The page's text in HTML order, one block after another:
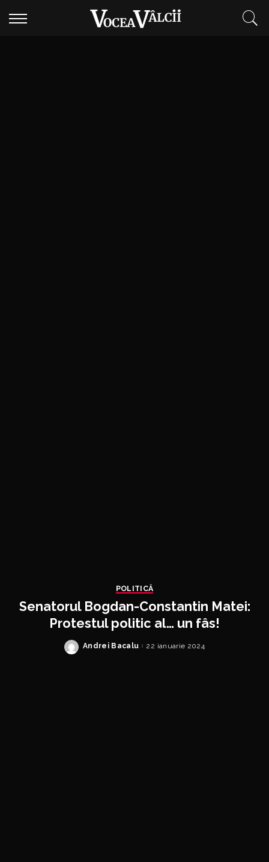
POLITICĂ
Senatorul Bogdan-Constantin Matei:
Protestul politic al… un fâs!
Posted
Andrei Bacalu 22 ianuarie 2024